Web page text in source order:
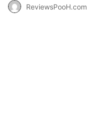
ReviewsPooH.com